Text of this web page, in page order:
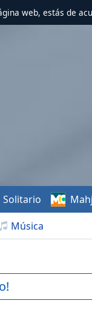
web, estás de
Música
Solitario